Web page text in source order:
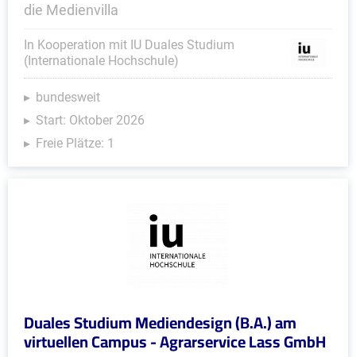
die Medienvilla
In Kooperation mit IU Duales Studium
(Internationale Hochschule)
bundesweit
Start: Oktober 2026
Freie Plätze: 1
Duales Studium Mediendesign (B.A.) am
virtuellen Campus - Agrarservice Lass GmbH